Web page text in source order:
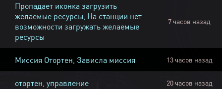
Пропадает иконка загрузить
желаемые ресурсы, На станции нет
возможности загружать желаемые
ресурсы
7 часов назад
Миссия Отортен, Зависла миссия 13 часов назад
отортен, управление 20 часов назад